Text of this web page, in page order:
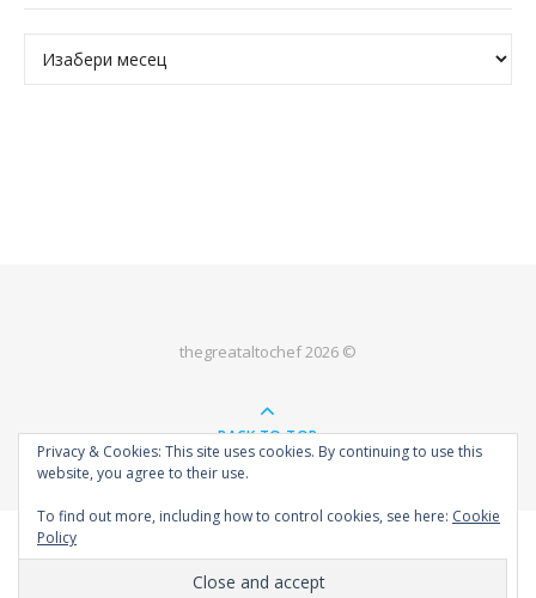
Архива
thegreataltochef 2026 ©
BACK TO TOP
Privacy & Cookies: This site uses cookies. By continuing to use this
website, you agree to their use.
To find out more, including how to control cookies, see here: Cookie
Policy